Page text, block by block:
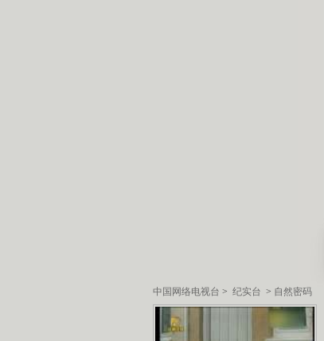
中国网络电视台 > 纪实台 > 自然密码